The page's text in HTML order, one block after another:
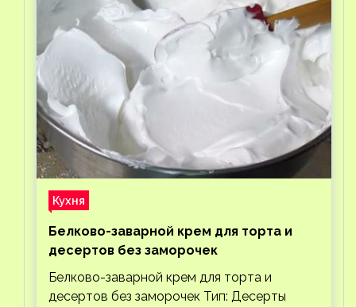
Кухня
Белково-заварной крем для торта и
десертов без заморочек
Белково-заварной крем для торта и
десертов без заморочек Тип: Десерты